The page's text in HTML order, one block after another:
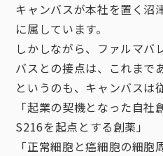
キャンバスが本社を置く沼
に属しています。
しかしながら、ファルマバ
バスとの接点は、これまで
というのも、キャンバスは
「起業の契機となった自
S216を起点とする創薬」
「正常細胞と癌細胞の細